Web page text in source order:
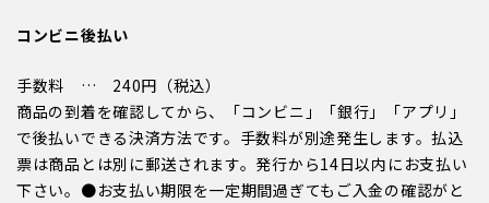
コンビニ後払い
手数料 … 240円（税込）
商品の到着を確認してから、「コンビニ」「銀行」「アプリ」
で後払いできる決済方法です。手数料が別途発生します。払込
票は商品とは別に郵送されます。発行から14日以内にお支払い
下さい。●お支払い期限を一定期間過ぎてもご入金の確認がと